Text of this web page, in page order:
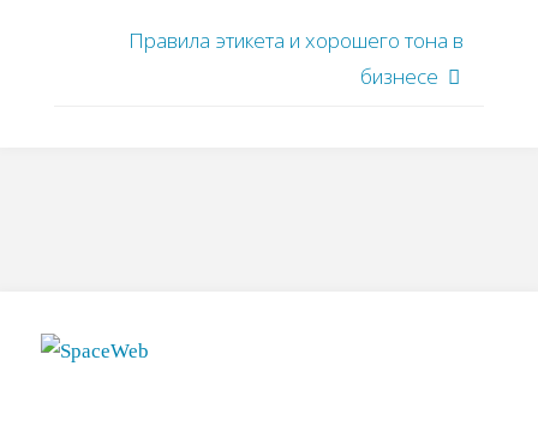
Правила этикета и хорошего тона в
бизнесе